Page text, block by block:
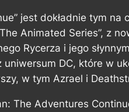
jest dokładnie tym
Animated Series”, z
Rycerza i jego
uniwersum DC, które w
w tym Azrael i
The Adventures